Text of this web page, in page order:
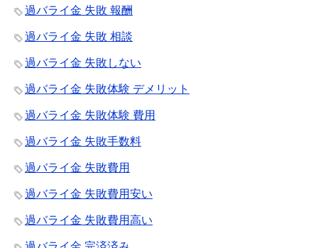
過バライ金 失敗 報酬
過バライ金 失敗 相談
過バライ金 失敗しない
過バライ金 失敗体験 デメリット
過バライ金 失敗体験 費用
過バライ金 失敗手数料
過バライ金 失敗費用
過バライ金 失敗費用安い
過バライ金 失敗費用高い